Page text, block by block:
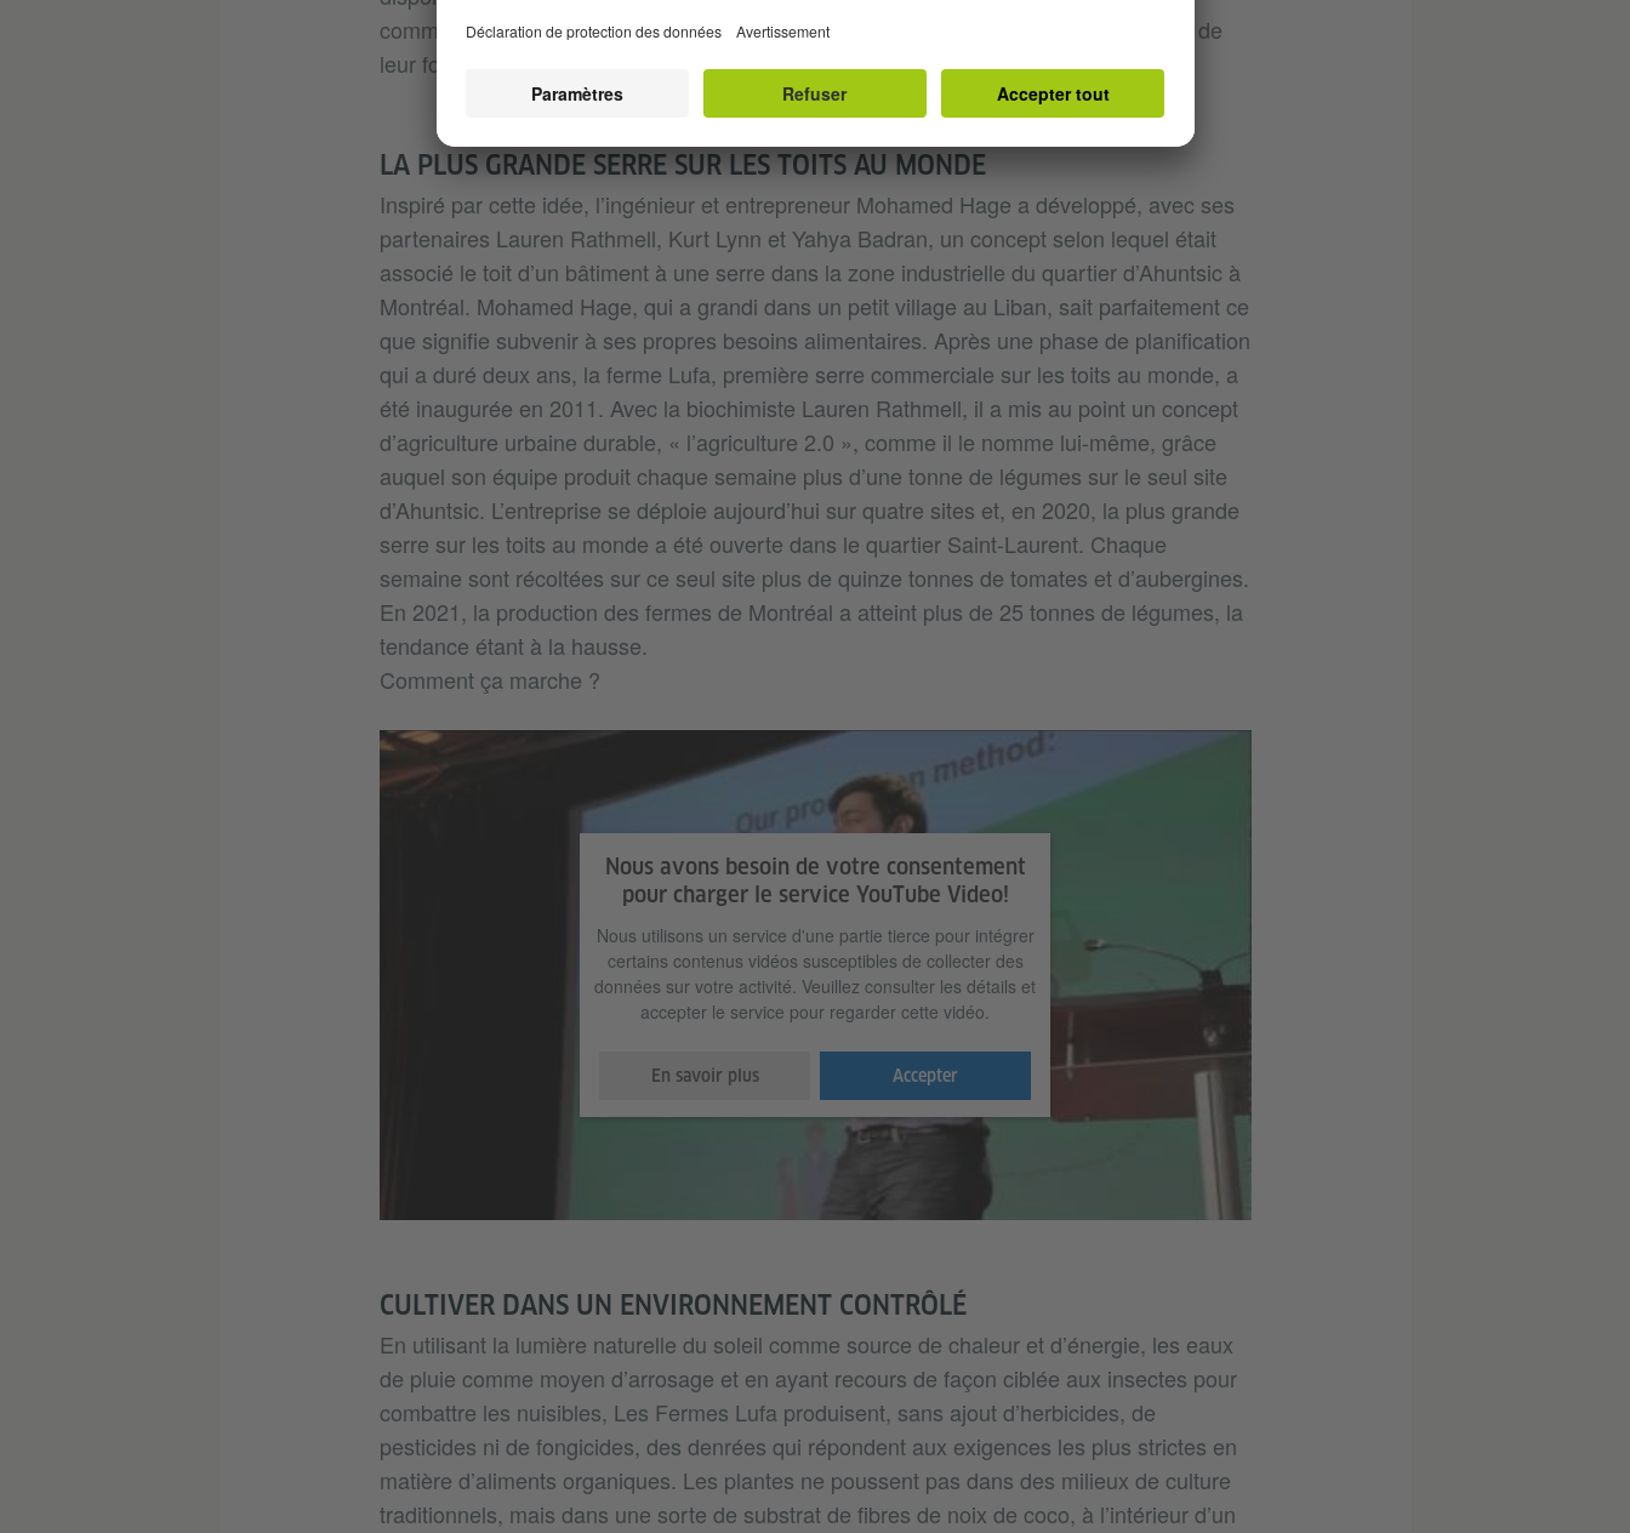
communautaires, les Community Gardens, qui jouent un rôle social important à côté de
leur fonction d’assurer l’alimentation en autonomie, entoure les villes canadiennes.
LA PLUS GRANDE SERRE SUR LES TOITS AU MONDE
Inspiré par cette idée, l’ingénieur et entrepreneur Mohamed Hage a développé, avec ses
partenaires Lauren Rathmell, Kurt Lynn et Yahya Badran, un concept selon lequel était
associé le toit d’un bâtiment à une serre dans la zone industrielle du quartier d’Ahuntsic à
Montréal. Mohamed Hage, qui a grandi dans un petit village au Liban, sait parfaitement ce
que signifie subvenir à ses propres besoins alimentaires. Après une phase de planification
qui a duré deux ans, la ferme Lufa, première serre commerciale sur les toits au monde, a
été inaugurée en 2011. Avec la biochimiste Lauren Rathmell, il a mis au point un concept
d’agriculture urbaine durable, « l’agriculture 2.0 », comme il le nomme lui-même, grâce
auquel son équipe produit chaque semaine plus d’une tonne de légumes sur le seul site
d’Ahuntsic. L’entreprise se déploie aujourd’hui sur quatre sites et, en 2020, la plus grande
serre sur les toits au monde a été ouverte dans le quartier Saint-Laurent. Chaque
semaine sont récoltées sur ce seul site plus de quinze tonnes de tomates et d’aubergines.
En 2021, la production des fermes de Montréal a atteint plus de 25 tonnes de légumes, la
tendance étant à la hausse.
Comment ça marche ?
Nous avons besoin de votre consentement
pour charger le service YouTube Video!
Nous utilisons un service d'une partie tierce pour intégrer
certains contenus vidéos susceptibles de collecter des
données sur votre activité. Veuillez consulter les détails et
accepter le service pour regarder cette vidéo.
En savoir plus Accepter
CULTIVER DANS UN ENVIRONNEMENT CONTRÔLÉ
En utilisant la lumière naturelle du soleil comme source de chaleur et d’énergie, les eaux
de pluie comme moyen d’arrosage et en ayant recours de façon ciblée aux insectes pour
combattre les nuisibles, Les Fermes Lufa produisent, sans ajout d’herbicides, de
pesticides ni de fongicides, des denrées qui répondent aux exigences les plus strictes en
matière d’aliments organiques. Les plantes ne poussent pas dans des milieux de culture
traditionnels, mais dans une sorte de substrat de fibres de noix de coco, à l’intérieur d’un